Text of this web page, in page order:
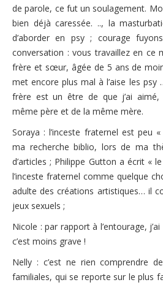
de parole, ce fut un soulagement.
bien déjà caressée. .., la
d’aborder en psy ; courage
conversation : vous travaillez en ce
frère et sœur, âgée de 5 ans de
met encore plus mal à l’aise les psy
frère est un être de que j’ai
même père et de la même mère.
Soraya : l’inceste fraternel est peu
ma recherche biblio, lors de ma
d’articles ; Philippe Gutton a écrit «
l’inceste fraternel comme quelque
adulte des créations artistiques… il
jeux sexuels ;
Nicole : par rapport à l’entourage,
c’est moins grave !
Nelly : c’est ne rien comprendre
familiales, qui se reporte sur le plus